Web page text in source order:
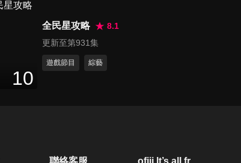
第862集 假日戶外活動大玩家
47
10
全民星攻略
8.1
更新至第931集
遊戲節目 綜藝
聯絡客服